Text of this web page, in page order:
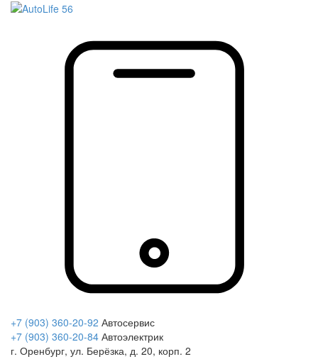
+7 (903) 360-20-92 Автосервис
+7 (903) 360-20-84 Автоэлектрик
г. Оренбург, ул. Берёзка, д. 20, корп. 2